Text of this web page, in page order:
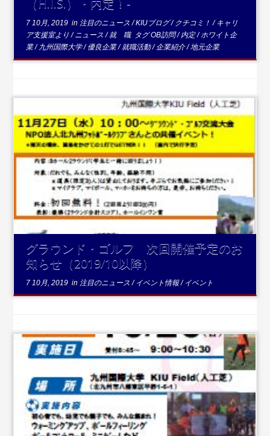
（H.I.S.）・内定！-
7 10月, 2019 in 注目のニュース/KIUブログ/ クチコミ！/キャリ
ア支援室より/ニュース/就 職 タグOB訪問/内定/ホワイト企
業/九州国際大学/優良企業/就職活動/企業紹介/地元企業
きを読む
グラウンド・ゴルフ 次回開催予定のお
知らせ（2019/10以降）
7 10月, 2019 in 注目のニュース/ イベント情報/ イベント
...続きを読む